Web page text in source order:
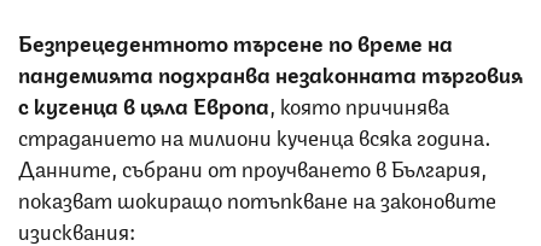
Безпрецедентното търсене по време на
пандемията подхранва незаконната търговия
с кученца в цяла Европа , която причинява
страданието на милиони кученца всяка година.
Данните, събрани от проучването в България,
показват шокиращо потъпкване на законовите
изисквания: